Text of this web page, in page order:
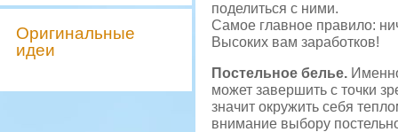
Оригинальные
идеи
поделиться с ними.
Самое главное правило:
Высоких вам заработков!
Постельное белье.
может завершить с точки
значит окружить себя
внимание выбору